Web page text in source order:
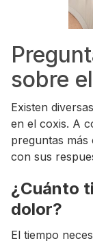
sobre
Existen
en el coxis. A
preguntas
con sus
¿Cuánto
dolor?
El tiempo